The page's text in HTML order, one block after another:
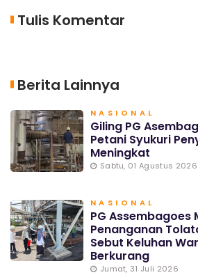
Tulis Komentar
Berita Lainnya
NASIONAL
Giling PG
Petani Syukuri
Meningkat
Sabtu, 01 Agustus 2026
NASIONAL
PG Assembagoes
Penanganan
Sebut Keluhan
Berkurang
Jumat, 31 Juli 2026